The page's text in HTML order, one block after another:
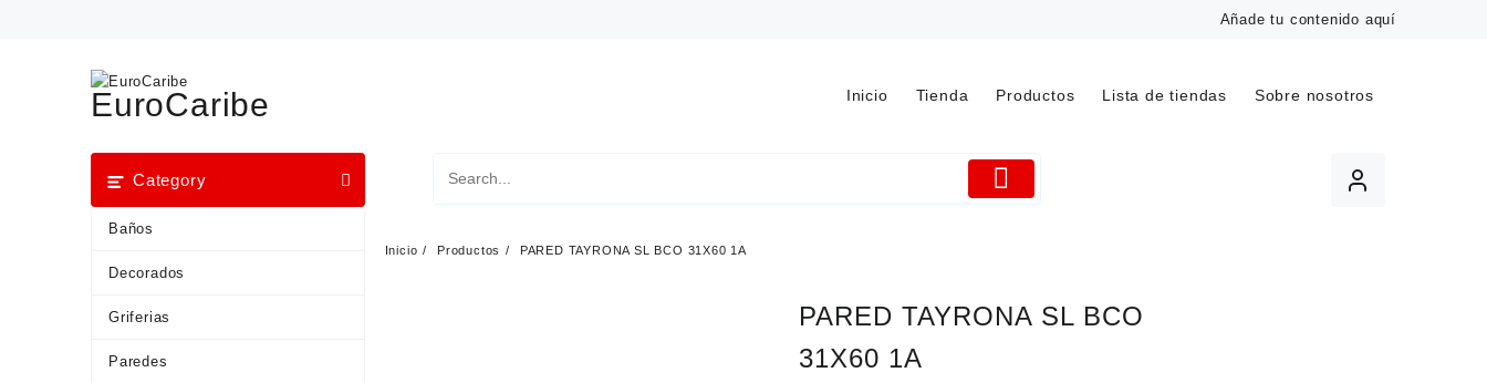
Añade tu contenido aquí
EuroCaribe Inicio Tienda Productos Lista de tiendas Sobre nosotros
Category
Baños
Decorados
Griferias
Paredes
Inicio Productos PARED TAYRONA SL BCO 31X60 1A
PARED TAYRONA SL BCO
31X60 1A